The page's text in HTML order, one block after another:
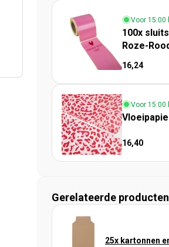
Voor 15:00
100x
Roze-
16,24
Voor 15:00
16,40
Gerelateerde
25x kartonnen